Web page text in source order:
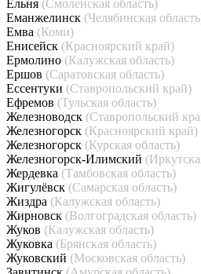
Ельня (Смоленская область)
Еманжелинск (Челябинская
Емва (Коми)
Енисейск (Красноярский край)
Ермолино (Калужская область)
Ершов (Саратовская область)
Ессентуки (Ставропольский край)
Ефремов (Тульская область)
Железноводск (Ставропольский
Железногорск (Красноярский край)
Железногорск (Курская область)
Железногорск-Илимский
Жердевка (Тамбовская область)
Жигулёвск (Самарская область)
Жиздра (Калужская область)
Жирновск (Волгоградская область)
Жуков (Калужская область)
Жуковка (Брянская область)
Жуковский (Московская область)